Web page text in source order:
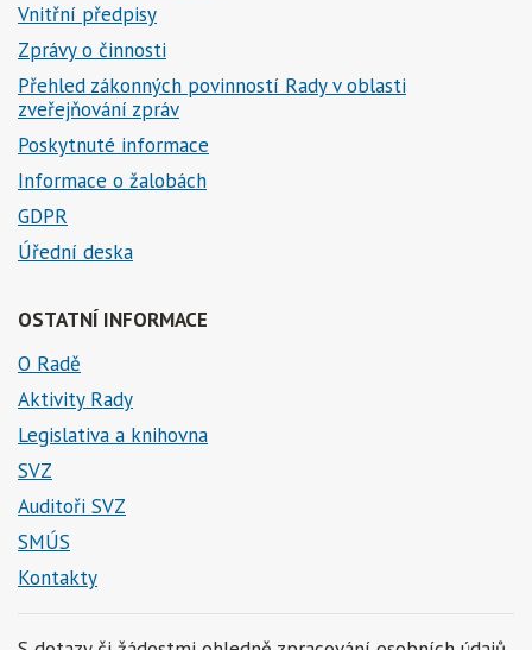
Vnitřní předpisy
Zprávy o činnosti
Přehled zákonných povinností Rady v oblasti
zveřejňování zpráv
Poskytnuté informace
Informace o žalobách
GDPR
Úřední deska
OSTATNÍ INFORMACE
O Radě
Aktivity Rady
Legislativa a knihovna
SVZ
Auditoři SVZ
SMÚS
Kontakty